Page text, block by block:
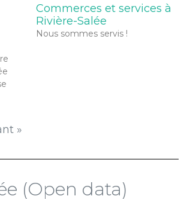
Commerces et services à
Rivière-Salée
Nous sommes servis !
»
(Open data)